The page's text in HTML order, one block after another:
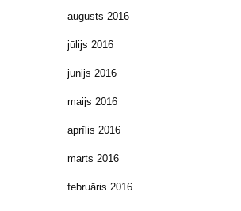
augusts 2016
jūlijs 2016
jūnijs 2016
maijs 2016
aprīlis 2016
marts 2016
februāris 2016